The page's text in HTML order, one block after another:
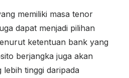
memiliki masa tenor
dapat menjadi pilihan
ketentuan bank yang
berjangka juga akan
lebih tinggi daripada